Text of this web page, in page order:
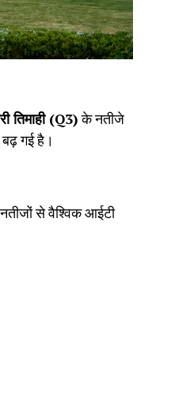
तिमाही (Q3)के नतीजे
गई है।
से वैश्विक आईटी